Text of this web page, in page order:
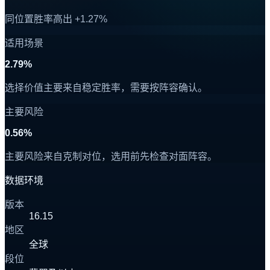
同位置胜率高出 +1.27%
适用场景
2.79%
选择价值主要来自稳定胜率，需要按阵容确认。
主要风险
0.56%
主要风险来自克制对位，选用前先检查对面阵容。
数据环境
版本
16.15
地区
全球
段位